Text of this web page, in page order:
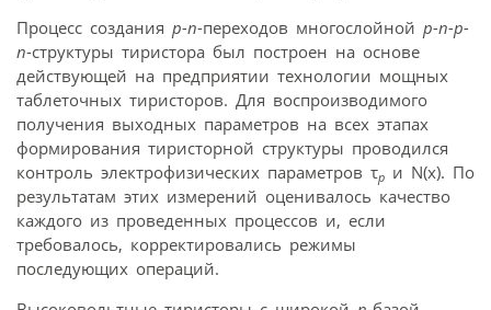
Процесс создания p-n-переходов многослойной p-n-p-
n-структуры тиристора был построен на основе
действующей на предприятии технологии мощных
таблеточных тиристоров. Для воспроизводимого
получения выходных параметров на всех этапах
формирования тиристорной структуры проводился
контроль электрофизических параметров τp и N(x). По
результатам этих измерений оценивалось качество
каждого из проведенных процессов и, если
требовалось, корректировались режимы
последующих операций.